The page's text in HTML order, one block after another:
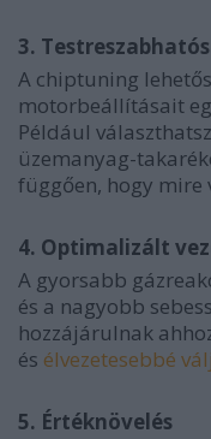
3.
A chiptuning
motorbeállításait
Például
üzemanyag-
függően, hogy mire
4. Optimalizált
A gyorsabb
és a nagyobb
hozzájárulnak
és élvezetesebbé
5. Értéknövelés